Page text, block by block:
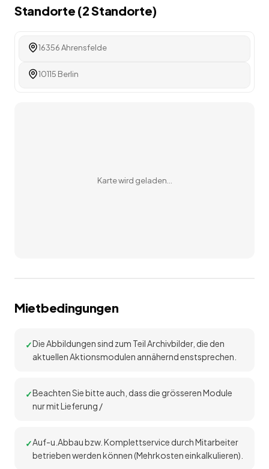
Standorte (2Standorte)
16356 Ahrensfelde
10115 Berlin
Karte wird geladen…
Mietbedingungen
Die Abbildungen sind zum Teil Archivbilder, die den
aktuellen Aktionsmodulen annähernd enstsprechen.
Beachten Sie bitte auch, dass die grösseren Module
nur mit Lieferung /
Auf-u.Abbau bzw. Komplettservice durch Mitarbeiter
betrieben werden können (Mehrkosten einkalkulieren).